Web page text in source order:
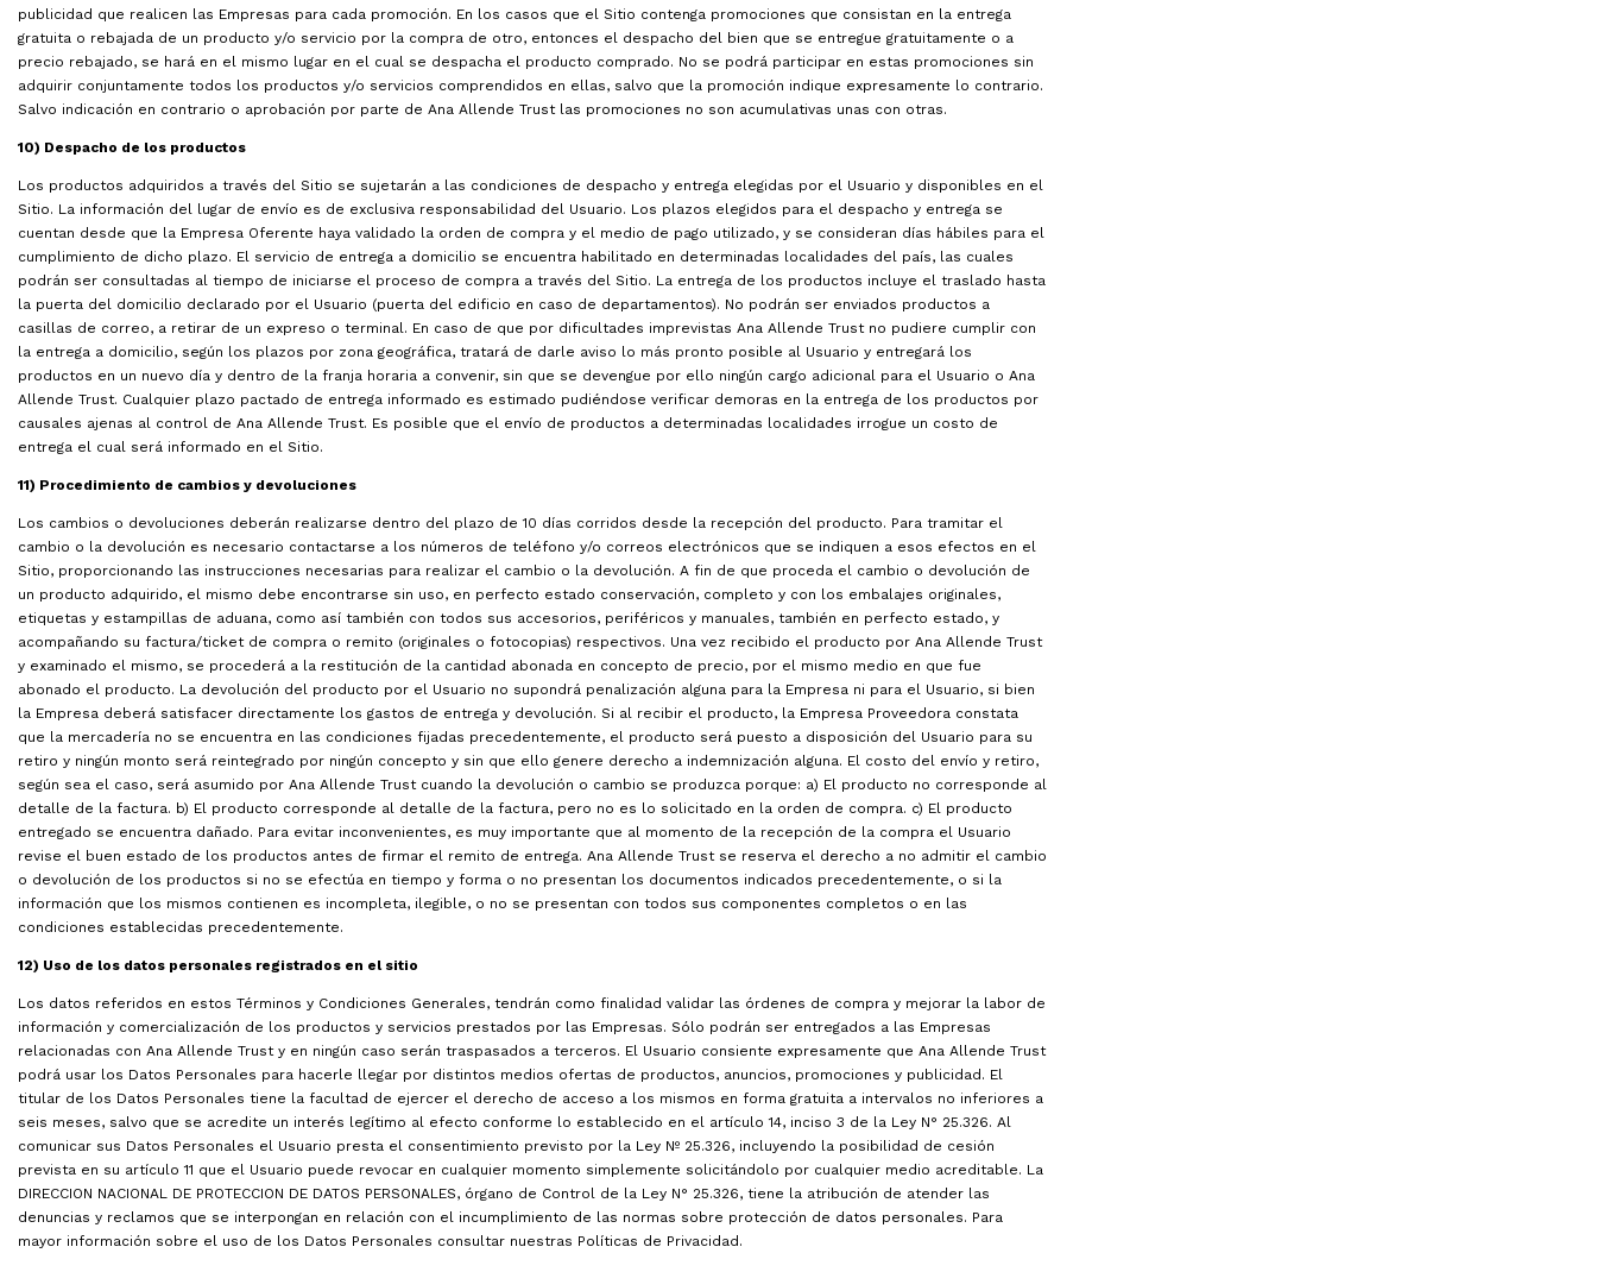
publicidad que realicen las Empresas para cada promoción. En los casos que el Sitio contenga promociones que consistan en la entrega
gratuita o rebajada de un producto y/o servicio por la compra de otro, entonces el despacho del bien que se entregue gratuitamente o a
precio rebajado, se hará en el mismo lugar en el cual se despacha el producto comprado. No se podrá participar en estas promociones sin
adquirir conjuntamente todos los productos y/o servicios comprendidos en ellas, salvo que la promoción indique expresamente lo contrario.
Salvo indicación en contrario o aprobación por parte de Ana Allende Trust las promociones no son acumulativas unas con otras.
10) Despacho de los productos
Los productos adquiridos a través del Sitio se sujetarán a las condiciones de despacho y entrega elegidas por el Usuario y disponibles en el
Sitio. La información del lugar de envío es de exclusiva responsabilidad del Usuario. Los plazos elegidos para el despacho y entrega se
cuentan desde que la Empresa Oferente haya validado la orden de compra y el medio de pago utilizado, y se consideran días hábiles para el
cumplimiento de dicho plazo. El servicio de entrega a domicilio se encuentra habilitado en determinadas localidades del país, las cuales
podrán ser consultadas al tiempo de iniciarse el proceso de compra a través del Sitio. La entrega de los productos incluye el traslado hasta
la puerta del domicilio declarado por el Usuario (puerta del edificio en caso de departamentos). No podrán ser enviados productos a
casillas de correo, a retirar de un expreso o terminal. En caso de que por dificultades imprevistas Ana Allende Trust no pudiere cumplir con
la entrega a domicilio, según los plazos por zona geográfica, tratará de darle aviso lo más pronto posible al Usuario y entregará los
productos en un nuevo día y dentro de la franja horaria a convenir, sin que se devengue por ello ningún cargo adicional para el Usuario o Ana
Allende Trust. Cualquier plazo pactado de entrega informado es estimado pudiéndose verificar demoras en la entrega de los productos por
causales ajenas al control de Ana Allende Trust. Es posible que el envío de productos a determinadas localidades irrogue un costo de
entrega el cual será informado en el Sitio.
11) Procedimiento de cambios y devoluciones
Los cambios o devoluciones deberán realizarse dentro del plazo de 10 días corridos desde la recepción del producto. Para tramitar el
cambio o la devolución es necesario contactarse a los números de teléfono y/o correos electrónicos que se indiquen a esos efectos en el
Sitio, proporcionando las instrucciones necesarias para realizar el cambio o la devolución. A fin de que proceda el cambio o devolución de
un producto adquirido, el mismo debe encontrarse sin uso, en perfecto estado conservación, completo y con los embalajes originales,
etiquetas y estampillas de aduana, como así también con todos sus accesorios, periféricos y manuales, también en perfecto estado, y
acompañando su factura/ticket de compra o remito (originales o fotocopias) respectivos. Una vez recibido el producto por Ana Allende Trust
y examinado el mismo, se procederá a la restitución de la cantidad abonada en concepto de precio, por el mismo medio en que fue
abonado el producto. La devolución del producto por el Usuario no supondrá penalización alguna para la Empresa ni para el Usuario, si bien
la Empresa deberá satisfacer directamente los gastos de entrega y devolución. Si al recibir el producto, la Empresa Proveedora constata
que la mercadería no se encuentra en las condiciones fijadas precedentemente, el producto será puesto a disposición del Usuario para su
retiro y ningún monto será reintegrado por ningún concepto y sin que ello genere derecho a indemnización alguna. El costo del envío y retiro,
según sea el caso, será asumido por Ana Allende Trust cuando la devolución o cambio se produzca porque: a) El producto no corresponde al
detalle de la factura. b) El producto corresponde al detalle de la factura, pero no es lo solicitado en la orden de compra. c) El producto
entregado se encuentra dañado. Para evitar inconvenientes, es muy importante que al momento de la recepción de la compra el Usuario
revise el buen estado de los productos antes de firmar el remito de entrega. Ana Allende Trust se reserva el derecho a no admitir el cambio
o devolución de los productos si no se efectúa en tiempo y forma o no presentan los documentos indicados precedentemente, o si la
información que los mismos contienen es incompleta, ilegible, o no se presentan con todos sus componentes completos o en las
condiciones establecidas precedentemente.
12) Uso de los datos personales registrados en el sitio
Los datos referidos en estos Términos y Condiciones Generales, tendrán como finalidad validar las órdenes de compra y mejorar la labor de
información y comercialización de los productos y servicios prestados por las Empresas. Sólo podrán ser entregados a las Empresas
relacionadas con Ana Allende Trust y en ningún caso serán traspasados a terceros. El Usuario consiente expresamente que Ana Allende Trust
podrá usar los Datos Personales para hacerle llegar por distintos medios ofertas de productos, anuncios, promociones y publicidad. El
titular de los Datos Personales tiene la facultad de ejercer el derecho de acceso a los mismos en forma gratuita a intervalos no inferiores a
seis meses, salvo que se acredite un interés legítimo al efecto conforme lo establecido en el artículo 14, inciso 3 de la Ley N° 25.326. Al
comunicar sus Datos Personales el Usuario presta el consentimiento previsto por la Ley Nº 25.326, incluyendo la posibilidad de cesión
prevista en su artículo 11 que el Usuario puede revocar en cualquier momento simplemente solicitándolo por cualquier medio acreditable. La
DIRECCION NACIONAL DE PROTECCION DE DATOS PERSONALES, órgano de Control de la Ley N° 25.326, tiene la atribución de atender las
denuncias y reclamos que se interpongan en relación con el incumplimiento de las normas sobre protección de datos personales. Para
mayor información sobre el uso de los Datos Personales consultar nuestras Políticas de Privacidad.